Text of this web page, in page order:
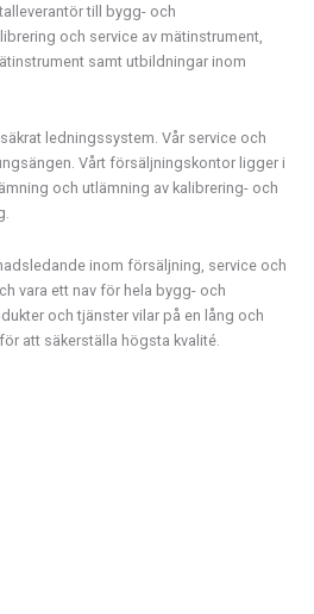
till bygg- och
och service av mätinstrument,
samt utbildningar inom
ledningssystem. Vår service och
Vårt försäljningskontor ligger i
och utlämning av kalibrering- och
inom försäljning, service och
vara ett nav för hela bygg- och
och tjänster vilar på en lång och
att säkerställa högsta kvalité.